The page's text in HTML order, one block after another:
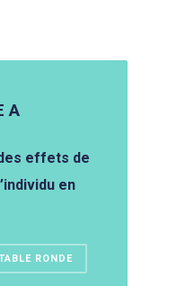
A
effets de
en
RONDE